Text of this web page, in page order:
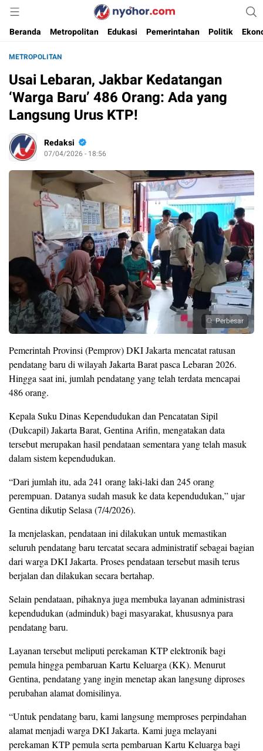
Nyohor.com
Media Informasi Ternyohor
Beranda
Metropolitan Edukasi Pemerintahan Politik
METROPOLITAN
Usai Lebaran, Jakbar Kedatangan
‘Warga Baru’ 486 Orang: Ada yang
Langsung Urus KTP!
Redaksi
07/04/2026 - 18:56
Perbesar
Pemerintah Provinsi (Pemprov) DKI Jakarta mencatat ratusan
pendatang baru di wilayah Jakarta Barat pasca Lebaran 2026.
Hingga saat ini, jumlah pendatang yang telah terdata mencapai
486 orang.
Kepala Suku Dinas Kependudukan dan Pencatatan Sipil
(Dukcapil) Jakarta Barat, Gentina Arifin, mengatakan data
tersebut merupakan hasil pendataan sementara yang telah masuk
dalam sistem kependudukan.
“Dari jumlah itu, ada 241 orang laki-laki dan 245 orang
perempuan. Datanya sudah masuk ke data kependudukan,” ujar
Gentina dikutip Selasa (7/4/2026).
Ia menjelaskan, pendataan ini dilakukan untuk memastikan
seluruh pendatang baru tercatat secara administratif sebagai bagian
dari warga DKI Jakarta. Proses pendataan tersebut masih terus
berjalan dan dilakukan secara bertahap.
Selain pendataan, pihaknya juga membuka layanan administrasi
kependudukan (adminduk) bagi masyarakat, khususnya para
pendatang baru.
Layanan tersebut meliputi perekaman KTP elektronik bagi
pemula hingga pembaruan Kartu Keluarga (KK). Menurut
Gentina, pendatang yang ingin menetap akan langsung diproses
perubahan alamat domisilinya.
“Untuk pendatang baru, kami langsung memproses perpindahan
alamat menjadi warga DKI Jakarta. Kami juga melayani
perekaman KTP pemula serta pembaruan Kartu Keluarga bagi